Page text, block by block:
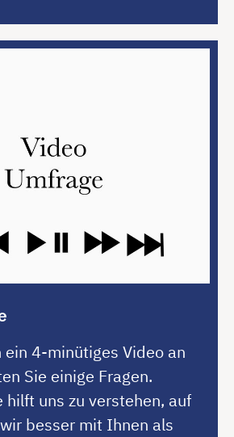
ein 4-minütiges Video an
Sie einige Fragen.
hilft uns zu verstehen, auf
besser mit Ihnen als